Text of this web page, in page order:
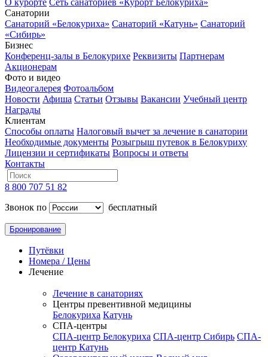
О курорте Сеть санаториев «Курорт Белокуриха»
Санатории
Санаторий «Белокуриха» Санаторий «Катунь» Санаторий
«Сибирь»
Бизнес
Конференц-залы в Белокурихе Реквизиты Партнерам
Акционерам
Фото и видео
Видеогалерея Фотоальбом
Новости Афиша Статьи Отзывы Вакансии Учебный центр
Награды
Клиентам
Способы оплаты Налоговый вычет за лечение в санатории
Необходимые документы Розыгрыш путевок в Белокуриху
Лицензии и сертификаты Вопросы и ответы
Контакты
8 800 707 51 82
Звонок по
бесплатный
Бронирование
Путёвки
Номера / Цены
Лечение
Лечение в санаториях
Центры превентивной медицины
Белокуриха Катунь
СПА-центры
СПА-центр Белокуриха СПА-центр Сибирь СПА-
центр Катунь